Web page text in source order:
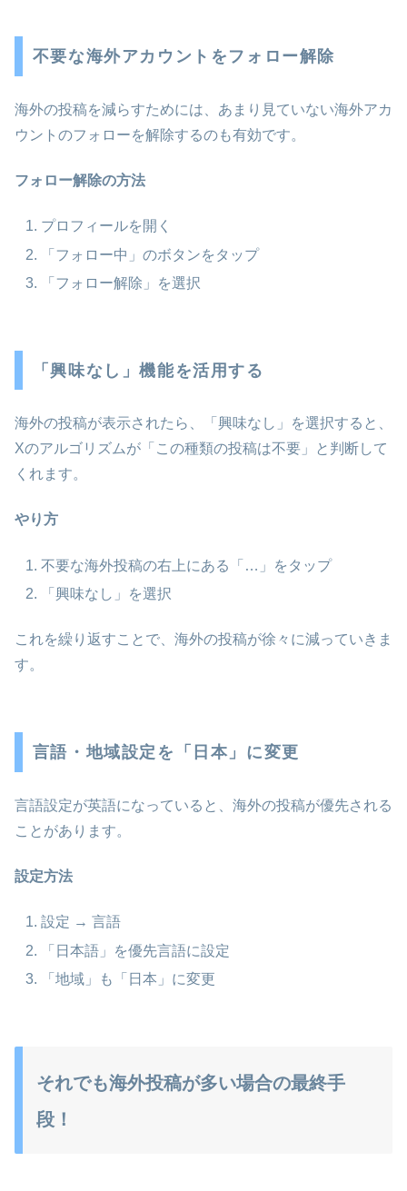
不要な海外アカウントをフォロー解除
海外の投稿を減らすためには、あまり見ていない海外アカ
ウントのフォローを解除するのも有効です。
フォロー解除の方法
プロフィールを開く
「フォロー中」のボタンをタップ
「フォロー解除」を選択
「興味なし」機能を活用する
海外の投稿が表示されたら、「興味なし」を選択すると、
Xのアルゴリズムが「この種類の投稿は不要」と判断して
くれます。
やり方
不要な海外投稿の右上にある「…」をタップ
「興味なし」を選択
これを繰り返すことで、海外の投稿が徐々に減っていきま
す。
言語・地域設定を「日本」に変更
言語設定が英語になっていると、海外の投稿が優先される
ことがあります。
設定方法
設定 → 言語
「日本語」を優先言語に設定
「地域」も「日本」に変更
それでも海外投稿が多い場合の最終手
段！